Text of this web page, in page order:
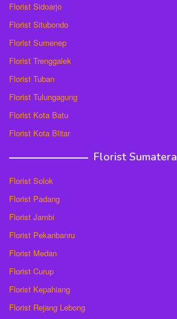
Florist Sidoarjo
Florist Situbondo
Florist Sumenep
Florist Trenggalek
Florist Tuban
Florist Tulungagung
Florist Kota Batu
Florist Kota Blitar
Florist Sumatera
Florist Solok
Florist Padang
Florist Jambi
Florist Pekanbanru
Florist Medan
Florist Curup
Florist Kepahiang
Florist Rejang Lebong